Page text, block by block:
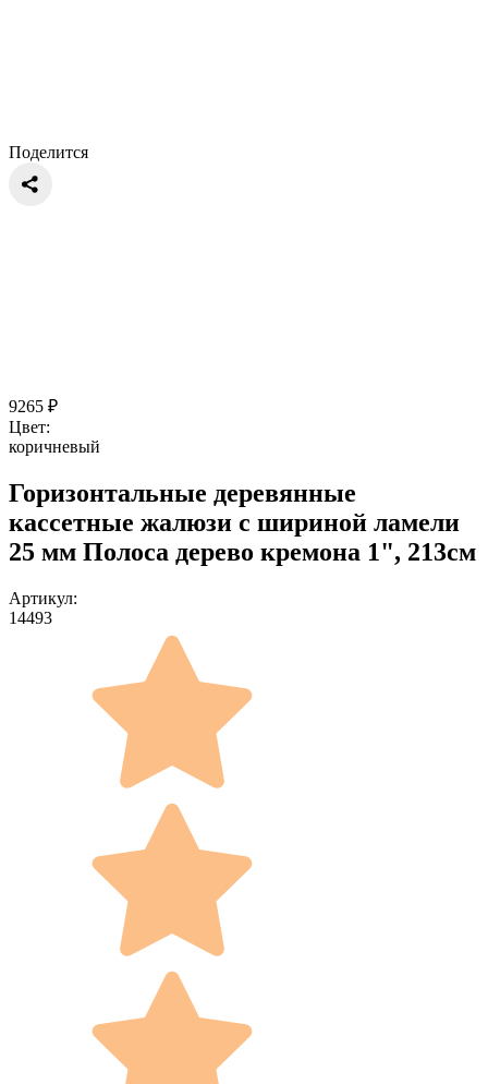
Поделится
9265 ₽
Цвет:
коричневый
Горизонтальные деревянные
кассетные жалюзи с шириной ламели
25 мм Полоса дерево кремона 1", 213см
Артикул:
14493